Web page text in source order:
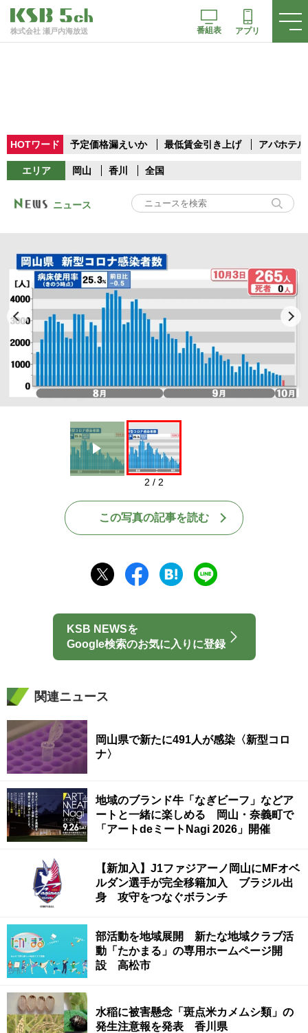
株式会社 瀬戸内海放送 番組表 アプリ
HOTワード 予定価格漏えいか 最低賃金引き上げ アパホテル
エリア 岡山 香川 全国
ニュース
Play
2 / 2
この写真の記事を読む
KSB NEWSを
Google検索のお気に入りに登録
関連ニュース
岡山県で新たに491人が感染〈新型コロ
ナ〉
地域のブランド牛「なぎビーフ」などア
ートと一緒に楽しめる 岡山・奈義町で
「アートdeミートNagi 2026」開催
【新加入】J1ファジアーノ岡山にMFオベ
ルダン選手が完全移籍加入 ブラジル出
身 攻守をつなぐボランチ
部活動を地域展開 新たな地域クラブ活
動「たかまる」の専用ホームページ開
設 高松市
水稲に被害懸念「斑点米カメムシ類」の
発生注意報を発表 香川県